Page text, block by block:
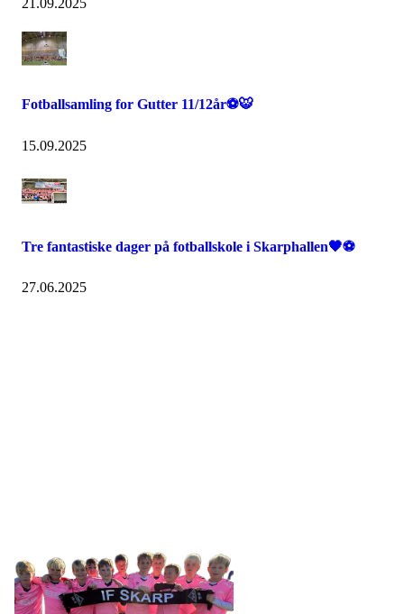
21.09.2025
Fotballsamling for Gutter 11/12år⚽🐯
15.09.2025
Tre fantastiske dager på fotballskole i Skarphallen🖤⚽️
27.06.2025